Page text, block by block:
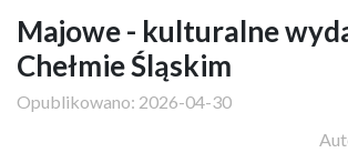
Majowe - kulturalne
Chełmie Śląskim
Opublikowano: 2026-04-30